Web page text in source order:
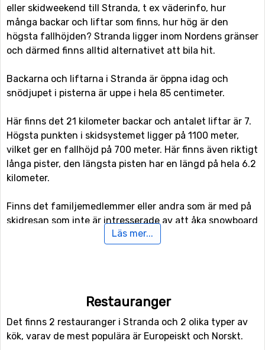
eller skidweekend till Stranda, t ex väderinfo, hur
många backar och liftar som finns, hur hög är den
högsta fallhöjden? Stranda ligger inom Nordens gränser
och därmed finns alltid alternativet att bila hit.
Backarna och liftarna i Stranda är öppna idag och
snödjupet i pisterna är uppe i hela 85 centimeter.
Här finns det 21 kilometer backar och antalet liftar är 7.
Högsta punkten i skidsystemet ligger på 1100 meter,
vilket ger en fallhöjd på 700 meter. Här finns även riktigt
långa pister, den längsta pisten har en längd på hela 6.2
kilometer.
Finns det familjemedlemmer eller andra som är med på
skidresan som inte är intresserade av att åka snowboard
eller skidor i backarna kan man istället ägna sig åt
Flyg till Stranda
Vill man flyga till Stranda så ligger flygplatsen
Airport
närmast, på ett avstånd av 127 kilometer från
skidorten.
Läs mer...
Restauranger
Det finns 2 restauranger i Stranda och 2 olika typer av
kök, varav de mest populära är Europeiskt och Norskt.